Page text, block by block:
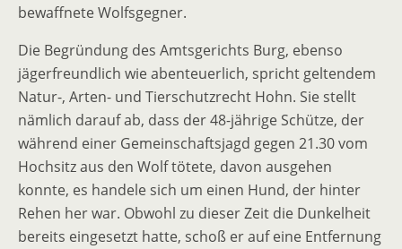
bewaffnete Wolfsgegner.
Die Begründung des Amtsgerichts Burg, ebenso
jägerfreundlich wie abenteuerlich, spricht geltendem
Natur-, Arten- und Tierschutzrecht Hohn. Sie stellt
nämlich darauf ab, dass der 48-jährige Schütze, der
während einer Gemeinschaftsjagd gegen 21.30 vom
Hochsitz aus den Wolf tötete, davon ausgehen
konnte, es handele sich um einen Hund, der hinter
Rehen her war. Obwohl zu dieser Zeit die Dunkelheit
bereits eingesetzt hatte, schoß er auf eine Entfernung